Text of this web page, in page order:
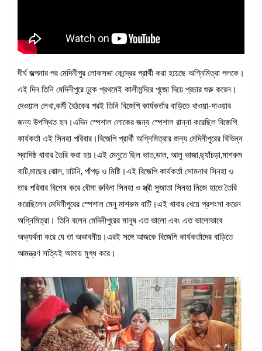
দীর্ঘ জল্পনার পর মেদিনীপুর লোকসভা কেন্দ্রের প্রার্থী করা হয়েছে অগ্নিমিত্রা পলকে।
এই দিন তিনি মেদিনীপুরে ঢুকে প্রথমেই কালীমন্দিরে পূজো দিয়ে প্রচার শুরু করেন।
দেওয়াল লেখা,কর্মী বৈঠকের পরই তিনি বিজেপি কার্যকর্তার বাড়িতে খাওয়া-দাওয়ার
জন্য উপস্থিত হন।এদিন স্পেশাল লোকের জন্য স্পেশাল রান্না করেছিল বিজেপি
কার্যকর্তা এই সিনহা পরিবার।বিজেপি প্রার্থী অগ্নিমিত্রার জন্য মেদিনীপুরের বিভিন্ন
স্বাদিষ্ঠ খাবার তৈরি করা হয়।এই মেনুতে ছিল ভাত,ডাল, আলু ভাজা,ছ্যাঁচড়া,মাশরুম
বাটি,মাছের ঝোল, চাটনি, পাঁপড় ও মিষ্টি।এই বিজেপি কার্যকর্তা সোমনাথ সিনহা ও
তার পরিবার বিশেষ করে বৌমা রুবিনা সিনহা ও স্ত্রী সুজাতা সিনহা নিজে হাতে তৈরি
করেছিলেন মেদিনীপুরের স্পেশাল মেনু মাশরুম বাটি।এই খাবার খেয়ে প্রশংসা করেন
অগ্নিমিত্রা। তিনি বলেন মেদিনীপুরের মানুষ এত ভালো এবং এত ভালোভাবে
অভ্যর্থনা করে যে তা অভাবনীয়।এরই সঙ্গে আজকে বিজেপি কার্যকর্তাদের বাড়িতে
আমন্ত্রণ সত্যিই আমায় মুগ্ধ করে।